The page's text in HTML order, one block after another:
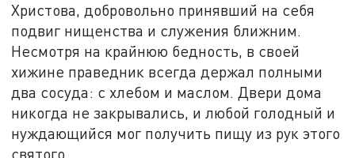
Христова, добровольно принявший на себя
подвиг нищенства и служения ближним.
Несмотря на крайнюю бедность, в своей
хижине праведник всегда держал полными
два сосуда: с хлебом и маслом. Двери дома
никогда не закрывались, и любой голодный и
нуждающийся мог получить пищу из рук этого
святого.